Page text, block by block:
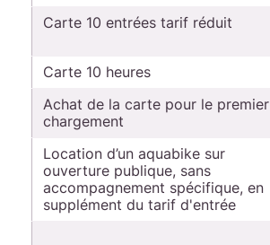
Carte 10 entrées tarif réduit
Carte 10 heures
Achat de la carte pour le premier
chargement
Location d’un aquabike sur
ouverture publique, sans
accompagnement spécifique, en
supplément du tarif d'entrée